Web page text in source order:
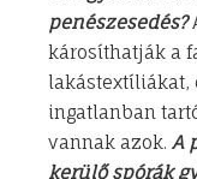
penészesedés?
károsíthatják a
lakástextíliákat,
ingatlanban
vannak azok. A
kerülő spórák